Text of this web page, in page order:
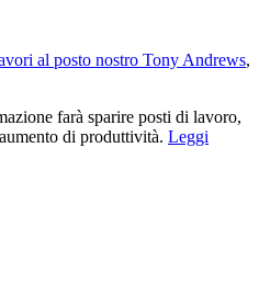
al posto nostro Tony Andrews,
farà sparire posti di lavoro,
di produttività. Leggi